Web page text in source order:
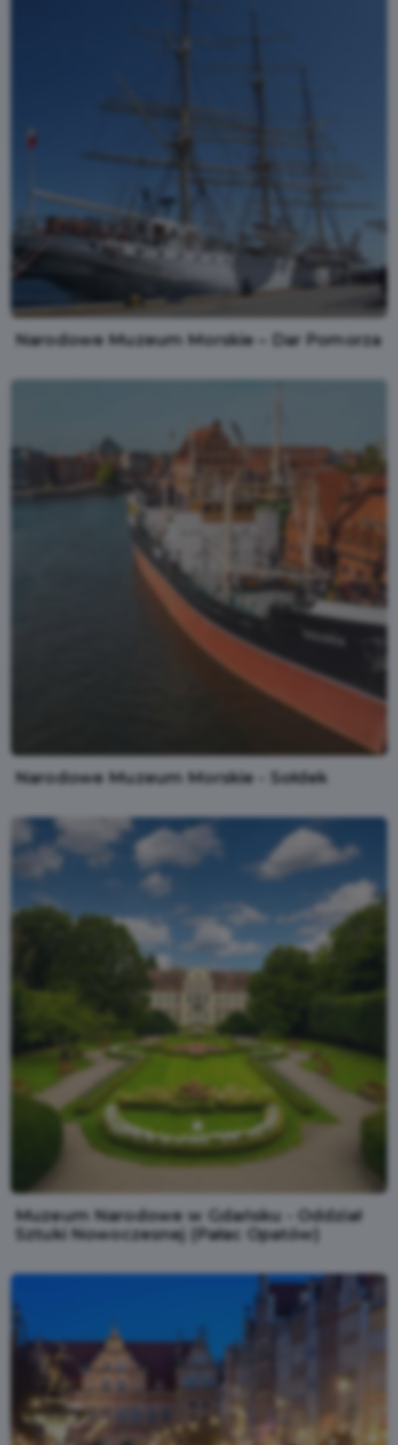
Narodowe Muzeum Morskie – Dar Pomorza
Narodowe Muzeum Morskie - Sołdek
Muzeum Narodowe w Gdańsku - Oddział
Sztuki Nowoczesnej (Pałac Opatów)